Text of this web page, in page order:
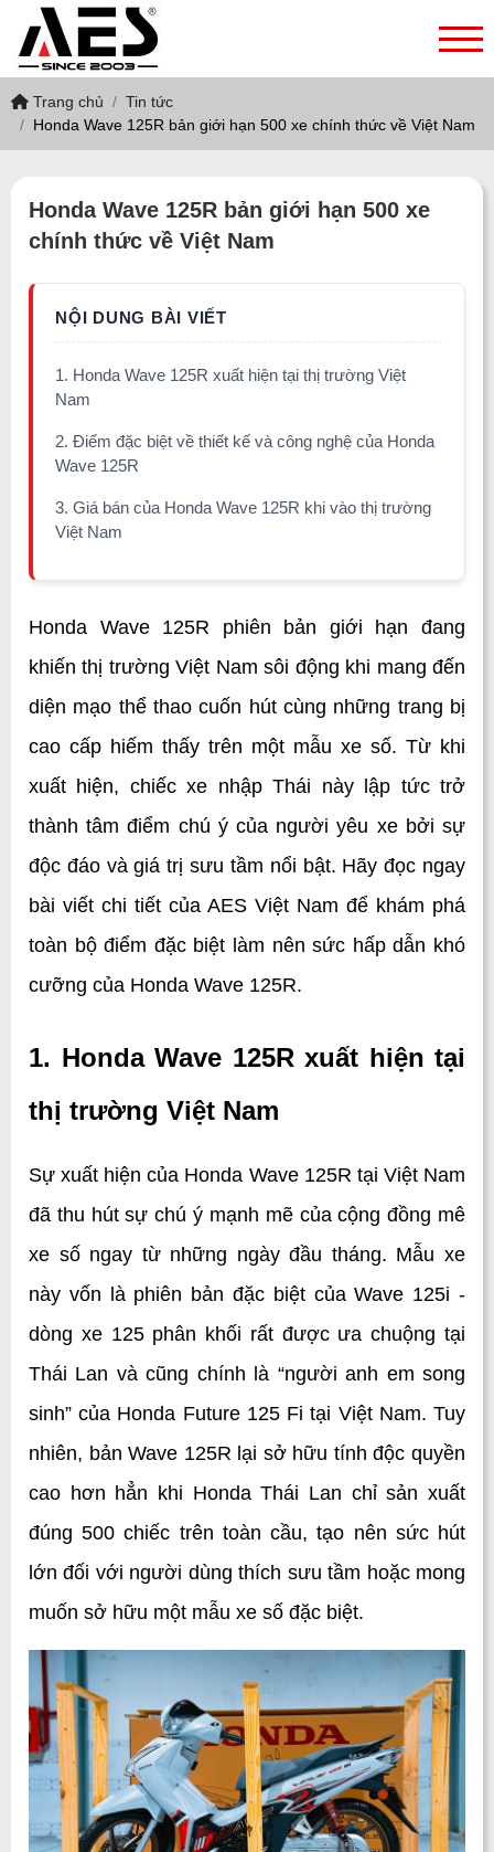
Trang chủ
Tin tức
Honda Wave 125R bản giới hạn 500 xe chính thức về Việt Nam
Honda Wave 125R bản giới hạn 500 xe
chính thức về Việt Nam
1. Honda Wave 125R xuất hiện tại thị trường Việt
Nam
2. Điểm đặc biệt về thiết kế và công nghệ của Honda
Wave 125R
3. Giá bán của Honda Wave 125R khi vào thị trường
Việt Nam
Honda Wave 125R phiên bản giới hạn đang
khiến thị trường Việt Nam sôi động khi mang đến
diện mạo thể thao cuốn hút cùng những trang bị
cao cấp hiếm thấy trên một mẫu xe số. Từ khi
xuất hiện, chiếc xe nhập Thái này lập tức trở
thành tâm điểm chú ý của người yêu xe bởi sự
độc đáo và giá trị sưu tầm nổi bật. Hãy đọc ngay
bài viết chi tiết của AES Việt Nam để khám phá
toàn bộ điểm đặc biệt làm nên sức hấp dẫn khó
cưỡng của Honda Wave 125R.
1. Honda Wave 125R xuất hiện tại
thị trường Việt Nam
Sự xuất hiện của Honda Wave 125R tại Việt Nam
đã thu hút sự chú ý mạnh mẽ của cộng đồng mê
xe số ngay từ những ngày đầu tháng. Mẫu xe
này vốn là phiên bản đặc biệt của Wave 125i -
dòng xe 125 phân khối rất được ưa chuộng tại
Thái Lan và cũng chính là “người anh em song
sinh” của Honda Future 125 Fi tại Việt Nam. Tuy
nhiên, bản Wave 125R lại sở hữu tính độc quyền
cao hơn hẳn khi Honda Thái Lan chỉ sản xuất
đúng 500 chiếc trên toàn cầu, tạo nên sức hút
lớn đối với người dùng thích sưu tầm hoặc mong
muốn sở hữu một mẫu xe số đặc biệt.